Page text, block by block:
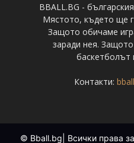
BBALL.BG -
Мястото, където ще
Защото обичаме
заради нея.
баскетболът
Контакти:
© Bball.bg| Всички права